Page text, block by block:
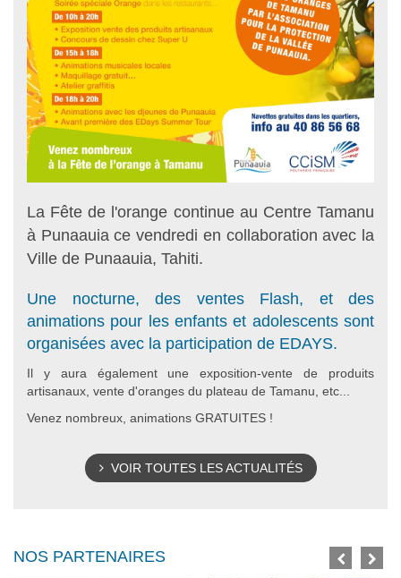
La Fête de l'orange continue au Centre Tamanu
à Punaauia ce vendredi en collaboration avec la
Ville de Punaauia, Tahiti.
Une nocturne, des ventes Flash, et des
animations pour les enfants et adolescents sont
organisées avec la participation de EDAYS.
Il y aura également une exposition-vente de produits
artisanaux, vente d'oranges du plateau de Tamanu, etc...
Venez nombreux, animations GRATUITES !
VOIR TOUTES LES ACTUALITÉS
NOS PARTENAIRES